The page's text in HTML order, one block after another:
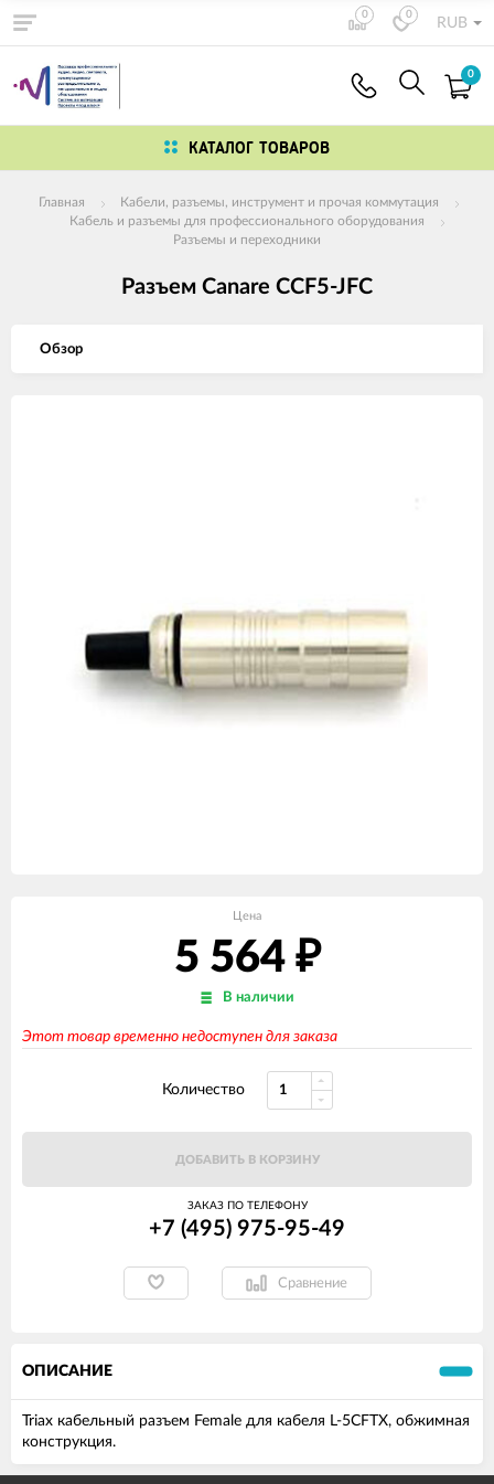
0 0
RUB
0
КАТАЛОГ ТОВАРОВ
Главная
Кабели, разъемы, инструмент и прочая коммутация
Кабель и разъемы для профессионального оборудования
Разъемы и переходники
Разъем Canare CCF5-JFC
Обзор
Цена
5 564 ₽
В наличии
Этот товар временно недоступен для заказа
Количество
ДОБАВИТЬ В КОРЗИНУ
ЗАКАЗ ПО ТЕЛЕФОНУ
+7 (495) 975-95-49
Сравнение
ОПИСАНИЕ
Triax кабельный разъем Female для кабеля L-5CFTX, обжимная
конструкция.